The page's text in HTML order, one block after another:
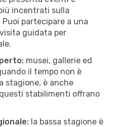
incentrati sulla
partecipare a una
guidata per
musei, gallerie ed
il tempo non è
stagione, è anche
stabilimenti offrano
la bassa stagione è